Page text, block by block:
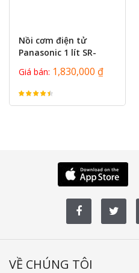
Nồi cơm điện tử
Panasonic 1 lít SR-
Giá bán: 1,830,000 ₫
VỀ CHÚNG TÔI